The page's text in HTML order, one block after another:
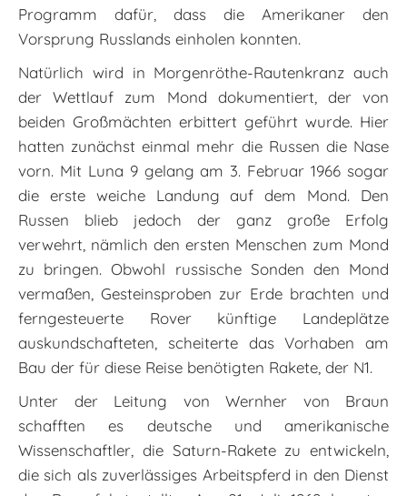
Programm dafür, dass die Amerikaner den
Vorsprung Russlands einholen konnten.
Natürlich wird in Morgenröthe-Rautenkranz auch
der Wettlauf zum Mond dokumentiert, der von
beiden Großmächten erbittert geführt wurde. Hier
hatten zunächst einmal mehr die Russen die Nase
vorn. Mit Luna 9 gelang am 3. Februar 1966 sogar
die erste weiche Landung auf dem Mond. Den
Russen blieb jedoch der ganz große Erfolg
verwehrt, nämlich den ersten Menschen zum Mond
zu bringen. Obwohl russische Sonden den Mond
vermaßen, Gesteinsproben zur Erde brachten und
ferngesteuerte Rover künftige Landeplätze
auskundschafteten, scheiterte das Vorhaben am
Bau der für diese Reise benötigten Rakete, der N1.
Unter der Leitung von Wernher von Braun
schafften es deutsche und amerikanische
Wissenschaftler, die Saturn-Rakete zu entwickeln,
die sich als zuverlässiges Arbeitspferd in den Dienst